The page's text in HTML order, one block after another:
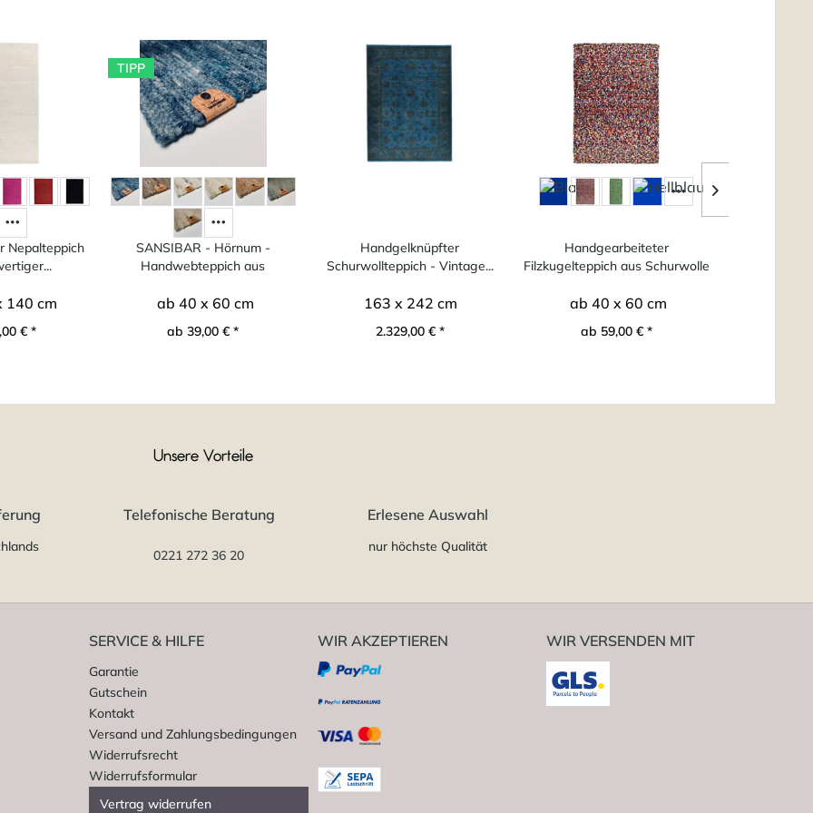
Nepalteppich
140 cm
€ *
TIPP
SANSIBAR - Hörnum -
Handwebteppich aus
ab 40 x 60 cm
ab 39,00 € *
Handgelknüpfter
Schurwollteppich - Vintage...
163 x 242 cm
2.329,00 € *
Handgearbeiteter
Filzkugelteppich aus Schurwolle
ab 40 x 60 cm
ab 59,00 € *
Unsere Vorteile
Telefonische Beratung
0221 272 36 20
Erlesene Auswahl
nur höchste Qualität
SERVICE & HILFE
Garantie
Gutschein
Kontakt
Versand und Zahlungsbedingungen
Widerrufsrecht
Widerrufsformular
Vertrag widerrufen
WIR AKZEPTIEREN WIR VERSENDEN MIT